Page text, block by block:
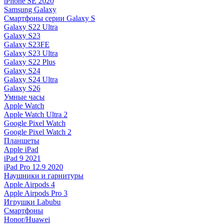
Samsung Galaxy
Смартфоны серии Galaxy S
Galaxy S22 Ultra
Galaxy S23
Galaxy S23FE
Galaxy S23 Ultra
Galaxy S22 Plus
Galaxy S24
Galaxy S24 Ultra
Galaxy S26
Умные часы
Apple Watch
Apple Watch Ultra 2
Google Pixel Watch
Google Pixel Watch 2
Планшеты
Apple iPad
iPad 9 2021
iPad Pro 12.9 2020
Наушники и гарнитуры
Apple Airpods 4
Apple Airpods Pro 3
Игрушки Labubu
Смартфоны
Honor/Huawei